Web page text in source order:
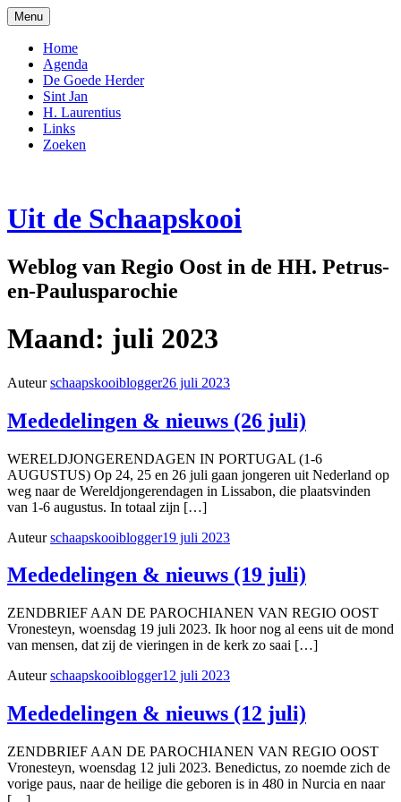
Naar
de
inhoud
springen
Menu
Home
Agenda
De Goede Herder
Sint Jan
H. Laurentius
Links
Zoeken
Uit de Schaapskooi
Weblog van Regio Oost in de HH. Petrus-
en-Paulusparochie
Maand: juli 2023
Auteurschaapskooiblogger26 juli 2023
Mededelingen & nieuws (26 juli)
WERELDJONGERENDAGEN IN PORTUGAL (1-6
AUGUSTUS) Op 24, 25 en 26 juli gaan jongeren uit Nederland op
weg naar de Wereldjongerendagen in Lissabon, die plaatsvinden
van 1-6 augustus. In totaal zijn […]
Auteurschaapskooiblogger19 juli 2023
Mededelingen & nieuws (19 juli)
ZENDBRIEF AAN DE PAROCHIANEN VAN REGIO OOST
Vronesteyn, woensdag 19 juli 2023. Ik hoor nog al eens uit de mond
van mensen, dat zij de vieringen in de kerk zo saai […]
Auteurschaapskooiblogger12 juli 2023
Mededelingen & nieuws (12 juli)
ZENDBRIEF AAN DE PAROCHIANEN VAN REGIO OOST
Vronesteyn, woensdag 12 juli 2023. Benedictus, zo noemde zich de
vorige paus, naar de heilige die geboren is in 480 in Nurcia en naar